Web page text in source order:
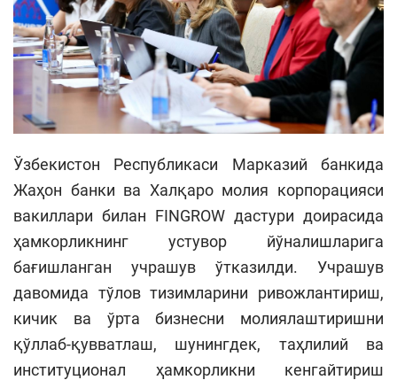
Ўзбекистон Республикаси Марказий банкида
Жаҳон банки ва Халқаро молия корпорацияси
вакиллари билан FINGROW дастури доирасида
ҳамкорликнинг устувор йўналишларига
бағишланган учрашув ўтказилди. Учрашув
давомида тўлов тизимларини ривожлантириш,
кичик ва ўрта бизнесни молиялаштиришни
қўллаб-қувватлаш, шунингдек, таҳлилий ва
институционал ҳамкорликни кенгайтириш